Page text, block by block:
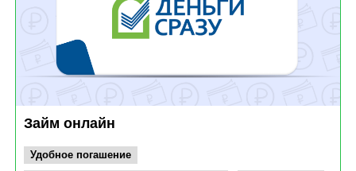
Займ онлайн
Удобное погашение